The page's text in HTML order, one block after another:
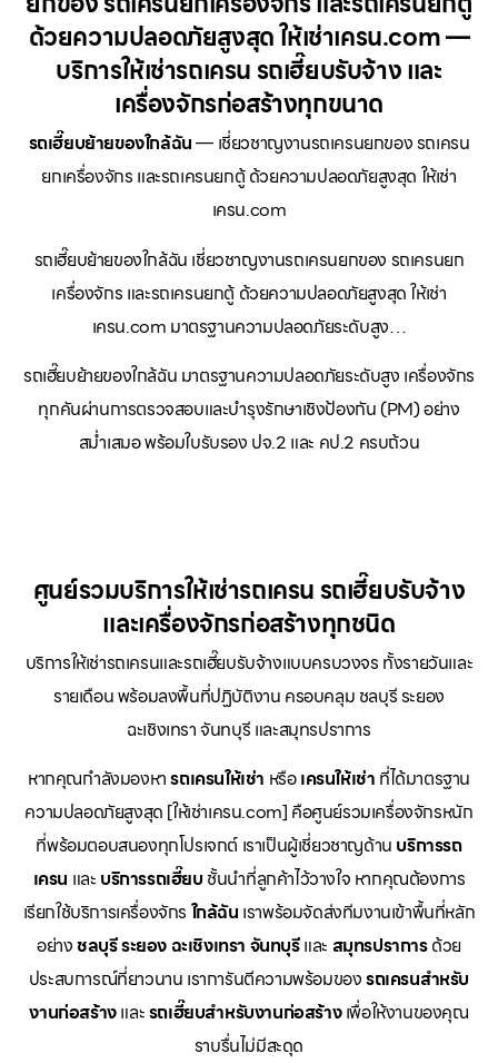
ด้วยความปลอดภัยสูงสุด ให้เช่าเครน.com —
บริการให้เช่ารถเครน รถเฮี๊ยบรับจ้าง และ
เครื่องจักรก่อสร้างทุกขนาด
รถเฮี๊ยบย้ายของใกล้ฉัน— เชี่ยวชาญงานรถเครนยกของ รถเครน
ยกเครื่องจักร และรถเครนยกตู้ ด้วยความปลอดภัยสูงสุด ให้เช่า
เครน.com
รถเฮี๊ยบย้ายของใกล้ฉัน เชี่ยวชาญงานรถเครนยกของ รถเครนยก
เครื่องจักร และรถเครนยกตู้ ด้วยความปลอดภัยสูงสุด ให้เช่า
เครน.com มาตรฐานความปลอดภัยระดับสูง…
รถเฮี๊ยบย้ายของใกล้ฉัน มาตรฐานความปลอดภัยระดับสูง เครื่องจักร
ทุกคันผ่านการตรวจสอบและบำรุงรักษาเชิงป้องกัน (PM) อย่าง
สม่ำเสมอ พร้อมใบรับรอง ปจ.2 และ คป.2 ครบถ้วน
ศูนย์รวมบริการให้เช่ารถเครน รถเฮี๊ยบรับจ้าง
และเครื่องจักรก่อสร้างทุกชนิด
บริการให้เช่ารถเครนและรถเฮี๊ยบรับจ้างแบบครบวงจร ทั้งรายวันและ
รายเดือน พร้อมลงพื้นที่ปฏิบัติงาน ครอบคลุม ชลบุรี ระยอง
ฉะเชิงเทรา จันทบุรี และสมุทรปราการ
หากคุณกำลังมองหารถเครนให้เช่า หรือเครนให้เช่า ที่ได้มาตรฐาน
ความปลอดภัยสูงสุด [ให้เช่าเครน.com] คือศูนย์รวมเครื่องจักรหนัก
ที่พร้อมตอบสนองทุกโปรเจกต์ เราเป็นผู้เชี่ยวชาญด้าน บริการรถ
เครน และ บริการรถเฮี๊ยบ ชั้นนำที่ลูกค้าไว้วางใจ หากคุณต้องการ
เรียกใช้บริการเครื่องจักร ใกล้ฉัน เราพร้อมจัดส่งทีมงานเข้าพื้นที่หลัก
อย่างชลบุรี ระยอง ฉะเชิงเทรา จันทบุรีและ สมุทรปราการด้วย
ประสบการณ์ที่ยาวนาน เราการันตีความพร้อมของรถเครนสำหรับ
งานก่อสร้างและรถเฮี๊ยบสำหรับงานก่อสร้างเพื่อให้งานของคุณ
ราบรื่นไม่มีสะดุด